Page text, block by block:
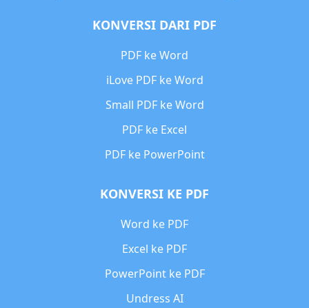
KONVERSI DARI PDF
PDF ke Word
iLove PDF ke Word
Small PDF ke Word
PDF ke Excel
PDF ke PowerPoint
KONVERSI KE PDF
Word ke PDF
Excel ke PDF
PowerPoint ke PDF
Undress AI